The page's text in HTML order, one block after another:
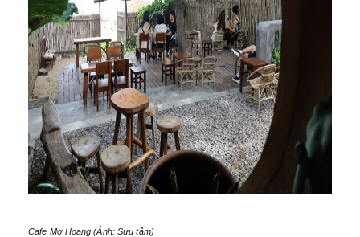
Cafe Mơ Hoang (Ảnh: Sưu tầm)